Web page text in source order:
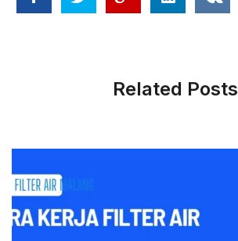
Related Posts